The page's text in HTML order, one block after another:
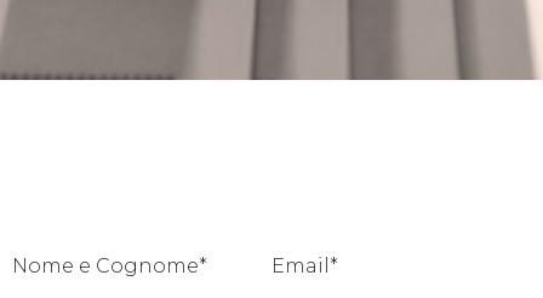
Nome e Cognome* Email*